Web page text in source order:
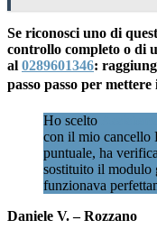
Se riconosci uno di
controllo completo o di
al 0289601346:
passo passo per mettere
Ho scelto
con il mio cancello
puntuale, ha
sostituito il modulo
funzionava
Daniele V. – Rozzano